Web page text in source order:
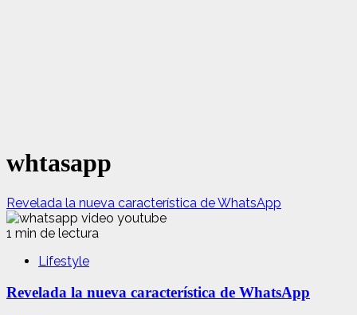
whtasapp
Revelada la nueva característica de WhatsApp
1 min de lectura
Lifestyle
Revelada la nueva característica de WhatsApp